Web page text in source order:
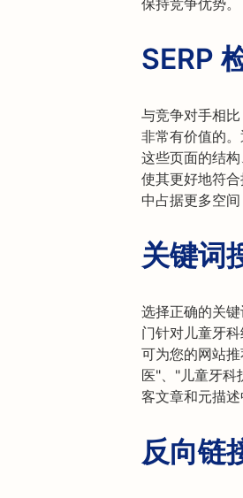
保持竞争优势。
SERP
与竞争对手相
非常有价值的
这些页面的结
使其更好地符
中占据更多空
关键词
选择正确的关
门针对儿童牙
可为您的网站
医"、"儿童牙科
客文章和元描
反向链